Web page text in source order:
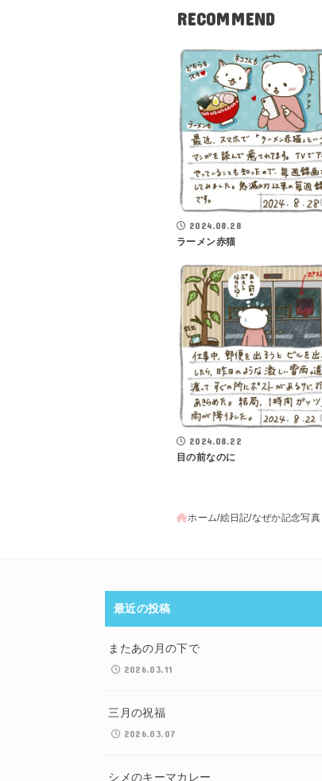
RECOMMEND
2024.08.28
ラーメン赤猫
2024.08.22
目の前なのに
ホーム 絵日記 なぜか記念写真
最近の投稿
またあの月の下で
2026.03.11
三月の祝福
2026.03.07
シメのキーマカレー